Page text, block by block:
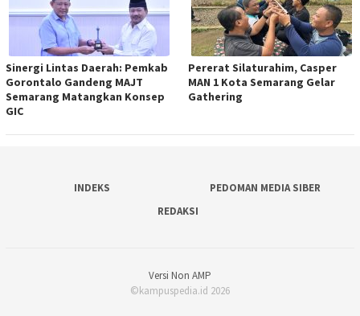
Sinergi Lintas Daerah: Pemkab
Gorontalo Gandeng MAJT
Semarang Matangkan Konsep
GIC
Pererat Silaturahim, Casper
MAN 1 Kota Semarang Gelar
Gathering
INDEKS
PEDOMAN MEDIA SIBER
REDAKSI
Versi Non AMP
©kampuspedia.id 2026